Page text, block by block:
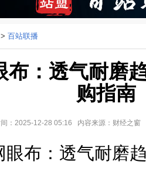
> 百站联播
布：透气耐磨
购指南
：2025-12-28 05:16 内容来源：财经之窗
眼布：透气耐磨